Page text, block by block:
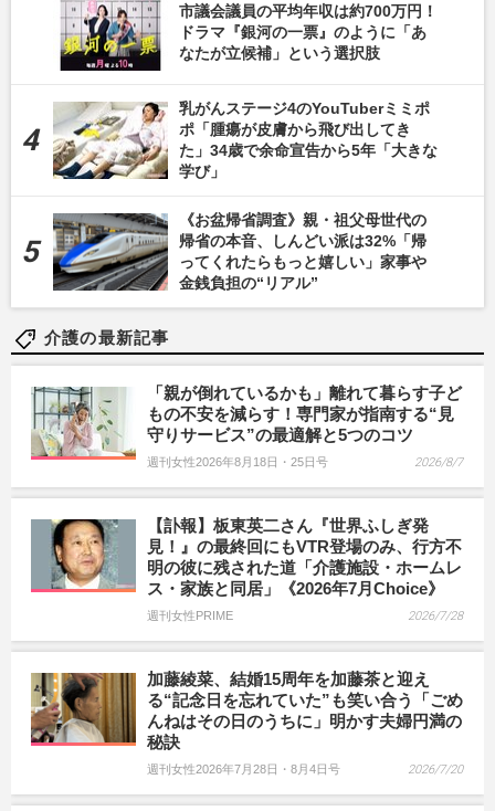
市議会議員の平均年収は約700万円！
ドラマ『銀河の一票』のように「あ
なたが立候補」という選択肢
乳がんステージ4のYouTuberミミポ
ポ「腫瘍が皮膚から飛び出してき
た」34歳で余命宣告から5年「大きな
学び」
《お盆帰省調査》親・祖父母世代の
帰省の本音、しんどい派は32%「帰
ってくれたらもっと嬉しい」家事や
金銭負担の“リアル”
介護の最新記事
「親が倒れているかも」離れて暮らす子ど
もの不安を減らす！専門家が指南する“見
守りサービス”の最適解と5つのコツ
週刊女性2026年8月18日・25日号 2026/8/7
【訃報】板東英二さん『世界ふしぎ発
見！』の最終回にもVTR登場のみ、行方不
明の彼に残された道「介護施設・ホームレ
ス・家族と同居」《2026年7月Choice》
週刊女性PRIME 2026/7/28
加藤綾菜、結婚15周年を加藤茶と迎え
る“記念日を忘れていた”も笑い合う「ごめ
んねはその日のうちに」明かす夫婦円満の
秘訣
週刊女性2026年7月28日・8月4日号 2026/7/20